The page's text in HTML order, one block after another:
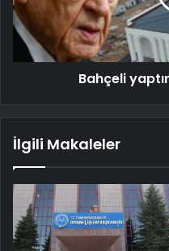
Bahçeli
İlgili Makaleler